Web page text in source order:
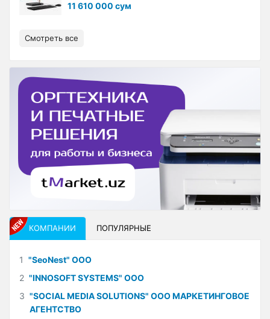
11 610 000 сум
Смотреть все
КОМПАНИИ ПОПУЛЯРНЫЕ
1 "SeoNest" ООО
2 "INNOSOFT SYSTEMS" ООО
3 "SOCIAL MEDIA SOLUTIONS" ООО МАРКЕТИНГОВОЕ
АГЕНТСТВО